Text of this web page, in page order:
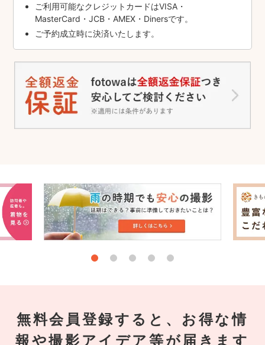
ご利用可能なクレジットカードはVISA・
MasterCard・JCB・AMEX・Dinersです。
ご予約成立時に決済いたします。
無料会員登録すると、お得な情
報や撮影アイデア等が届きます